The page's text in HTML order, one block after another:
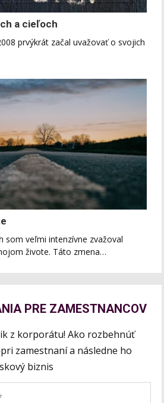
a cieľoch
prvýkrát začal uvažovať o svojich
som veľmi intenzívne zvažoval
živote. Táto zmena…
PRE ZAMESTNANCOV
z korporátu! Ako rozbehnúť
zamestnaní a následne ho
biznis